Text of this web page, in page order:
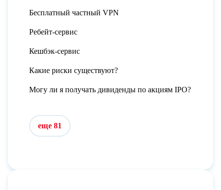
Бесплатный частный VPN
Ребейт-сервис
Кешбэк-сервис
Какие риски существуют?
Могу ли я получать дивиденды по акциям IPO?
еще 81